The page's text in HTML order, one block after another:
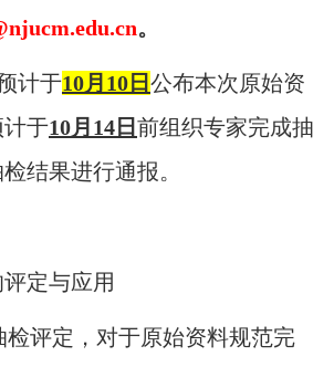
。
计于10月10日 公布本次原始资
于10月 14 日 前组织专家完成抽
结果进行通报。
评定与应用
检评定，对于原始资料规范完